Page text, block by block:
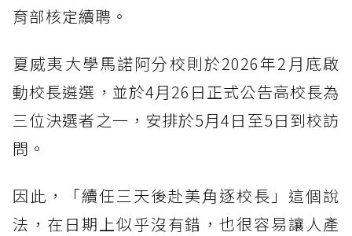
育部核定續聘。
夏威夷大學馬諾阿分校則於2026年2月底啟
動校長遴選，並於4月26日正式公告高校長為
三位決選者之一，安排於5月4日至5日到校訪
問。
因此，「續任三天後赴美角逐校長」這個說
法，在日期上似乎沒有錯，也很容易讓人產